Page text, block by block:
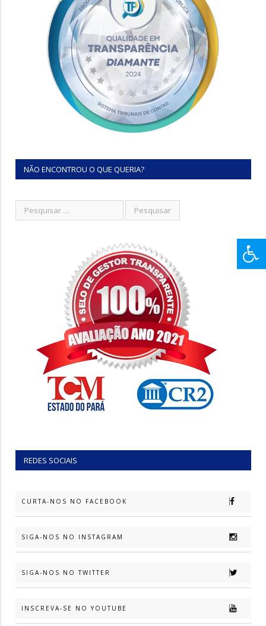
NÃO ENCONTROU O QUE QUERIA?
REDES SOCIAIS
CURTA-NOS NO FACEBOOK
SIGA-NOS NO INSTAGRAM
SIGA-NOS NO TWITTER
INSCREVA-SE NO YOUTUBE